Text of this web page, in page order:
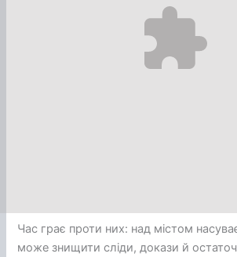
Час грає проти них: над містом
може знищити сліди, докази й